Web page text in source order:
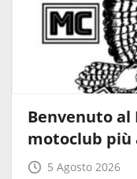
Benvenuto al
motoclub più
5 Agosto 2026